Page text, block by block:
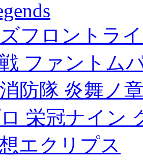
ズフロントラ
ファントム
防隊 炎舞ノ
栄冠ナイン
エクリプス